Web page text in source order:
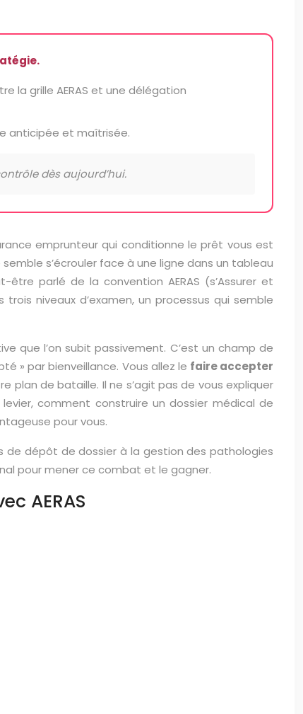
la grille AERAS et une délégation
anticipée et maîtrisée.
dès aujourd’hui.
emprunteur qui conditionne le prêt vous est
s’écrouler face à une ligne dans un tableau
parlé de la convention AERAS (s’Assurer et
niveaux d’examen, un processus qui semble
que l’on subit passivement. C’est un champ de
» par bienveillance. Vous allez le faire accepter
de bataille. Il ne s’agit pas de vous expliquer
comment construire un dossier médical de
pour vous.
dépôt de dossier à la gestion des pathologies
pour mener ce combat et le gagner.
AERAS